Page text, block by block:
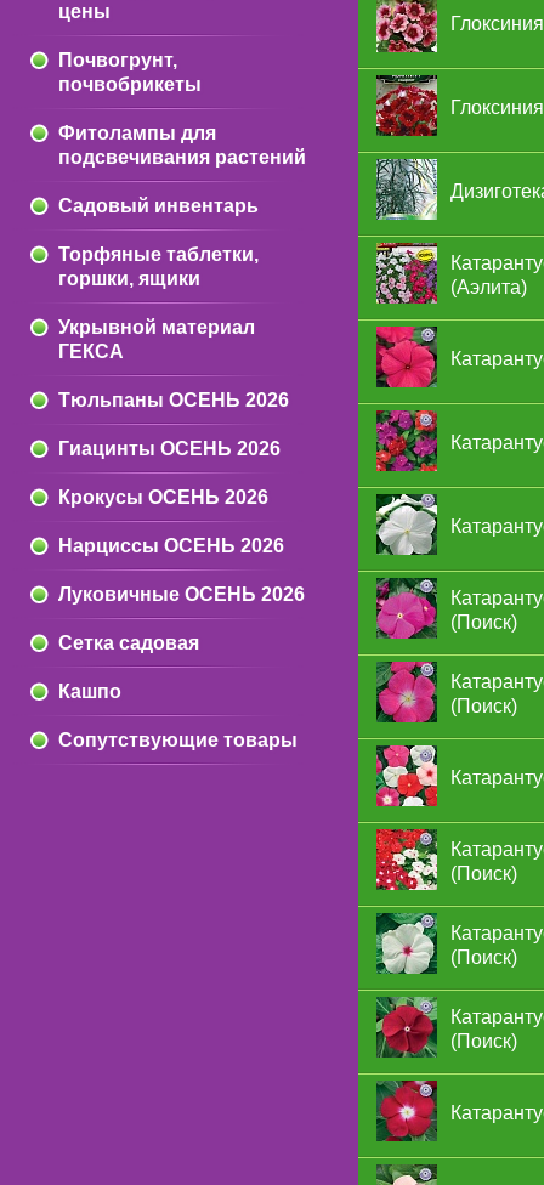
цены
Почвогрунт,
почвобрикеты
Фитолампы для
подсвечивания растений
Садовый инвентарь
Торфяные таблетки,
горшки, ящики
Укрывной материал
ГЕКСА
Тюльпаны ОСЕНЬ 2026
Гиацинты ОСЕНЬ 2026
Крокусы ОСЕНЬ 2026
Нарциссы ОСЕНЬ 2026
Луковичные ОСЕНЬ 2026
Сетка садовая
Кашпо
Сопутствующие товары
(Аэлита)
(Поиск)
(Поиск)
(Поиск)
(Поиск)
(Поиск)